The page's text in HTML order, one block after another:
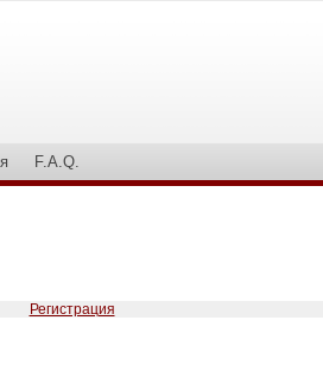
F.A.Q.
Регистрация